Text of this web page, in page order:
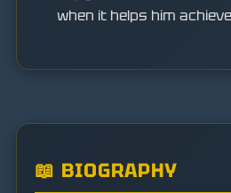
when it helps him
📖 BIOGRAPHY